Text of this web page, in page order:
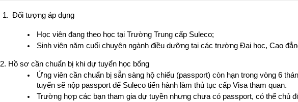
Đối tượng áp dụng
Học viên đang theo học tại Trường Trung cấp Suleco;
Sinh viên năm cuối chuyên ngành điều dưỡng tại các trường Đại học, Cao
2. Hồ sơ cần chuẩn bị khi dự tuyển học bổng
Ứng viên cần chuẩn bị sẵn sàng hộ chiếu (passport) còn hạn trong vòng 6
tuyển sẽ nộp passport để Suleco tiến hành làm thủ tục cấp Visa tham quan.
Trường hợp các bạn tham gia dự tuyền nhưng chưa có passport, có thể chủ